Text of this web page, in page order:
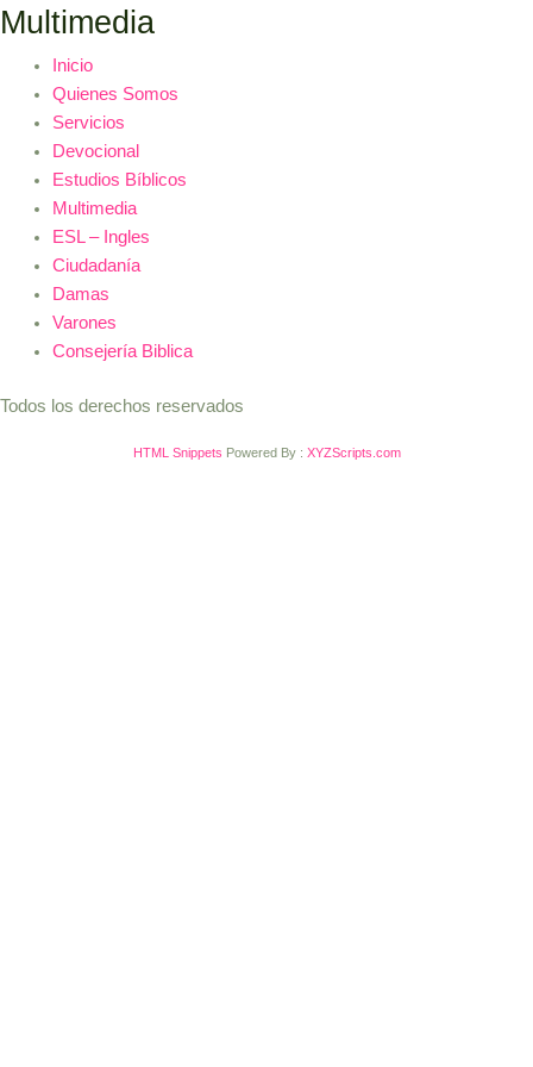
Ir
contenido
Multimedia
Inicio
Quienes Somos
Servicios
Devocional
Estudios Bíblicos
Multimedia
ESL – Ingles
Ciudadanía
Damas
Varones
Consejería Biblica
Todos los derechos reservados
HTML Snippets Powered By : XYZScripts.com